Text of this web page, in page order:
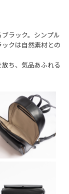
ラック。シンプル
クは自然素材との
ち、気品あふれる